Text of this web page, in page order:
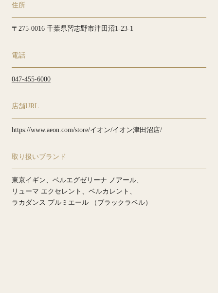
住所
〒275-0016 千葉県習志野市津田沼1-23-1
電話
047-455-6000
店舗URL
https://www.aeon.com/store/イオン/イオン津田沼店/
取り扱いブランド
東京イギン
ベルエグゼリーナ ノアール
リューマ エクセレント
ベルカレント
ラカダンス プルミエール （ブラックラベル）